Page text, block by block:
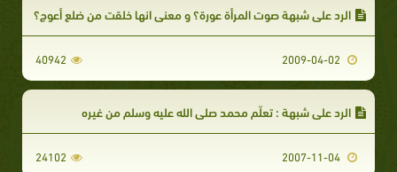
الرد علي شبهة صوت المرأة عورة؟ و معنى انها خلقت من ضلع أعوج؟
40942
الرد على شبهة : تعلّم محمد صلى الله عليه وسلم من غيره
24102